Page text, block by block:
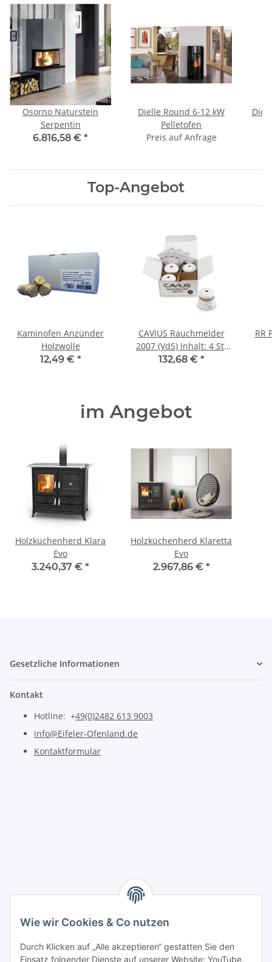
Osorno Naturstein
Serpentin
6.816,58 € *
Dielle Round 6-12 kW
Pelletofen
Preis auf Anfrage
Top-Angebot
Kaminofen Anzünder
Holzwolle
12,49 € *
CAVIUS Rauchmelder
2007 (VdS) Inhalt: 4 St.
im Installationskarton
132,68 € *
RR
im Angebot
Holzküchenherd Klara
Evo
3.240,37 € *
Holzküchenherd Klaretta
Evo
2.967,86 € *
Gesetzliche Informationen
Kontakt
Hotline: +49(0)2482 613 9003
info@Eifeler-Ofenland.de
Kontaktformular
Wie wir Cookies & Co nutzen
Durch Klicken auf „Alle akzeptieren“ gestatten Sie den
Einsatz folgender Dienste auf unserer Website: YouTube,